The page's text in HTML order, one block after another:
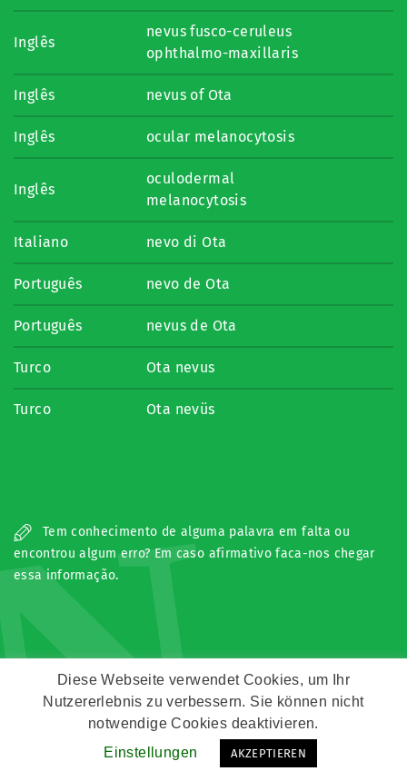
Inglês
nevus fusco-ceruleus
ophthalmo-maxillaris
Inglês nevus of Ota
Inglês ocular melanocytosis
Inglês
oculodermal
melanocytosis
Italiano nevo di Ota
Português nevo de Ota
Português nevus de Ota
Turco Ota nevus
Turco Ota nevüs
Tem conhecimento de alguma palavra em falta ou
encontrou algum erro? Em caso afirmativo faca-nos chegar
essa informação.
Copyright © Zeitz Franko Zeitz
Kontakt Impressum Datenschutz
Diese Webseite verwendet Cookies, um Ihr
Nutzererlebnis zu verbessern. Sie können nicht
notwendige Cookies deaktivieren.
Einstellungen
AKZEPTIEREN